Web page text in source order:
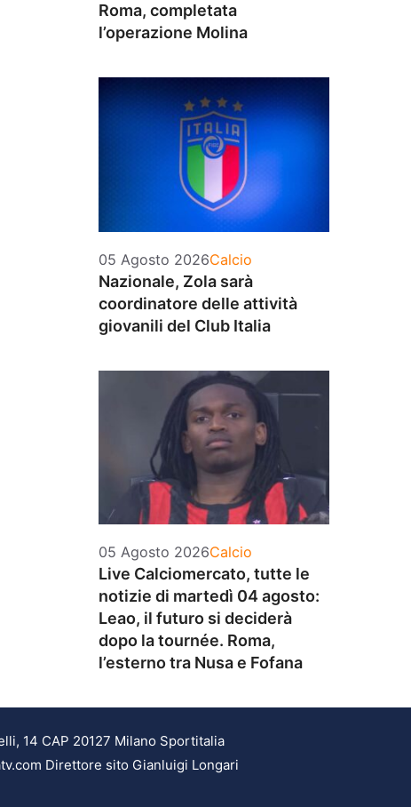
Roma, completata
l’operazione Molina
05 Agosto 2026Categorie
Calcio
Nazionale, Zola sarà
coordinatore delle attività
giovanili del Club Italia
05 Agosto 2026Categorie
Calcio
Live Calciomercato, tutte le
notizie di martedì 04 agosto:
Leao, il futuro si deciderà
dopo la tournée. Roma,
l’esterno tra Nusa e Fofana
14 CAP 20127 Milano Sportitalia
Direttore sito Gianluigi Longari